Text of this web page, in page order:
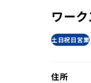
ワー
土日祝日営業
住所